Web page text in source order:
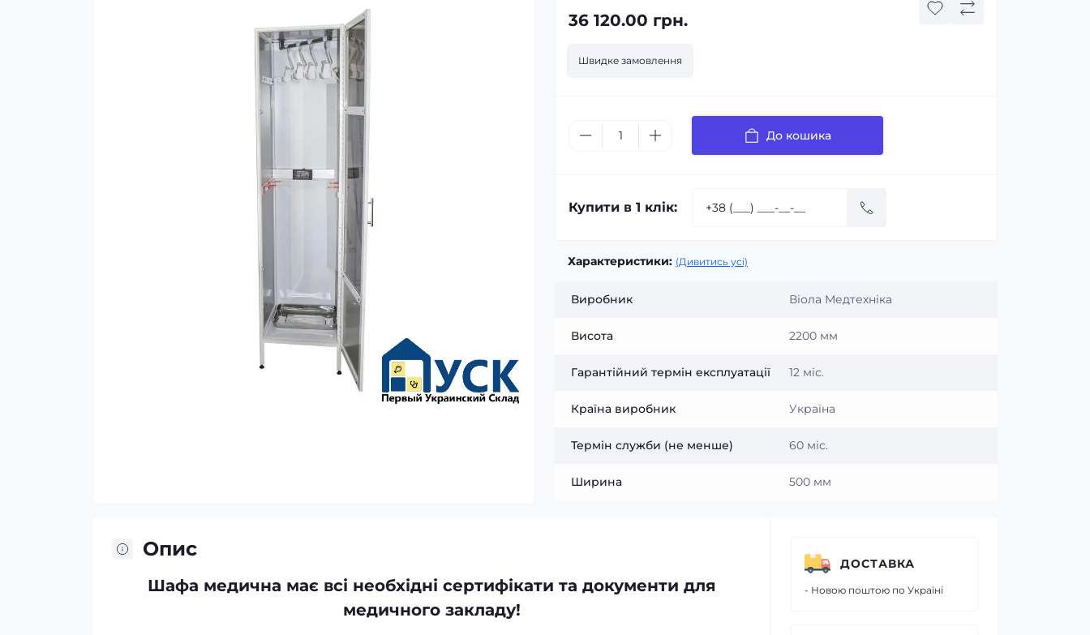
36 120.00 грн.
Швидке замовлення
До кошика
Купити в 1 клік:
Характеристики: (Дивитись усі)
Виробник Віола Медтехніка
Висота 2200 мм
Гарантійний термін експлуатації 12 міс.
Країна виробник Україна
Термін служби (не менше) 60 міс.
Ширина 500 мм
Опис
Шафа медична має всі необхідні сертифікати та документи для
медичного закладу!
ДОСТАВКА
- Новою поштою по Україні